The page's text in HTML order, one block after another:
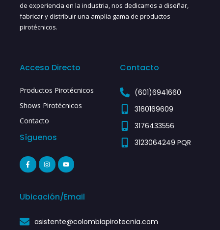
de experiencia en la industria, nos dedicamos a diseñar,
fabricar y distribuir una amplia gama de productos
pirotécnicos.
Acceso Directo
Productos Pirotécnicos
Shows Pirotécnicos
Contacto
Síguenos
F
a
c
o
f
I
n
s
r
Y
o
u
e
Contacto
(601)6941660
3160169609
3176433556
3123064249 PQR
Ubicación/Email
asistente@colombiapirotecnia.com